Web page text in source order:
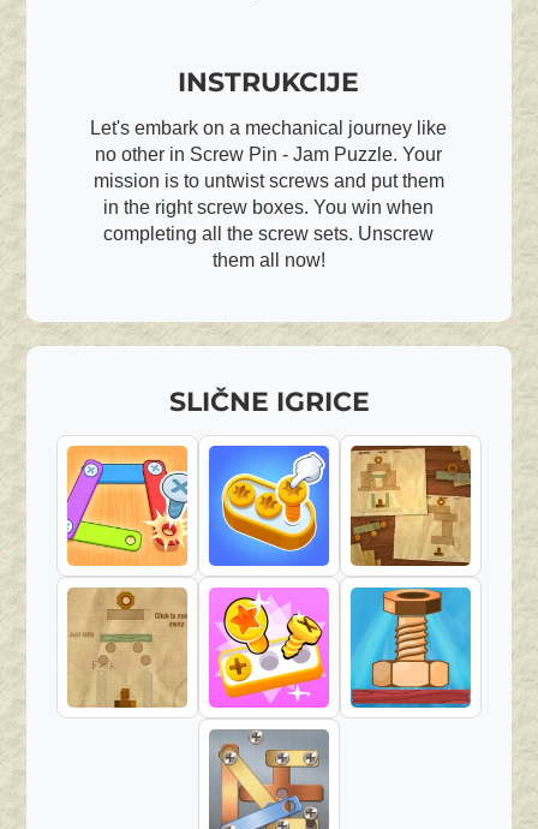
INSTRUKCIJE
Let's embark on a mechanical journey like
no other in Screw Pin - Jam Puzzle. Your
mission is to untwist screws and put them
in the right screw boxes. You win when
completing all the screw sets. Unscrew
them all now!
SLIČNE IGRICE